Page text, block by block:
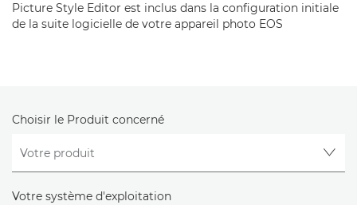
Picture Style Editor est inclus dans la configuration initiale
de la suite logicielle de votre appareil photo EOS
Choisir le Produit concerné
Votre système d'exploitation